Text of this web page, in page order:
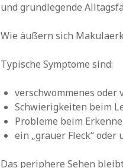
und grundlegende
Wie äußern sich
Typische Symptome sind:
verschwommenes oder
Schwierigkeiten beim
Probleme beim
ein „grauer Fleck“
Das periphere Sehen